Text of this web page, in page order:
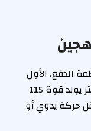
من أنظمة الدفع، الأول
بمحرك بنزين ثلاثي الأسطوانات سعة 1.2 لتر يولد قوة 115
بناقل حركة يدوي أو